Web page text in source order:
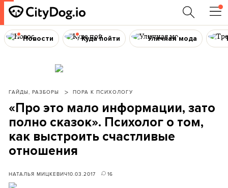
Новости Куда пойти Уличная мода
ГАЙДЫ, РАЗБОРЫ ПОРА К ПСИХОЛОГУ
«Про это мало информации, зато
полно сказок». Психолог о том,
как выстроить счастливые
отношения
НАТАЛЬЯ МИЦКЕВИЧ10.03.2017 16